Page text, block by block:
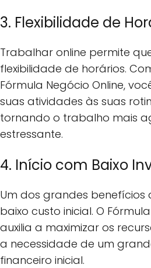
3. Flexibilidade de
Trabalhar online permite
flexibilidade de horários.
Fórmula Negócio Online,
suas atividades às suas
tornando o trabalho mais
estressante.
4. Início com Baixo
Um dos grandes benefícios
baixo custo inicial. O
auxilia a maximizar os
a necessidade de um
financeiro inicial.